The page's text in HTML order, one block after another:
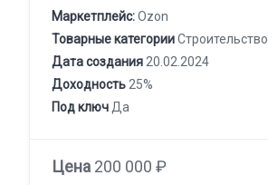
Маркетплейс:Ozon
Товарные категорииСтроительство
Дата создания 20.02.2024
Доходность 25%
Под ключ Да
Цена 200 000 ₽